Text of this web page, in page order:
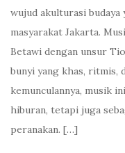
wujud akulturasi
masyarakat Jakarta.
Betawi dengan unsur
bunyi yang khas, ritmis,
kemunculannya, musik
hiburan, tetapi juga
peranakan. […]